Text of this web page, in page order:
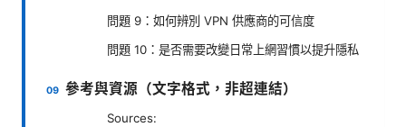
問題 9：如何辨別 VPN 供應商的可信度
問題 10：是否需要改變日常上網習慣以提升隱私
參考與資源（文字格式，非超連結）
Sources: